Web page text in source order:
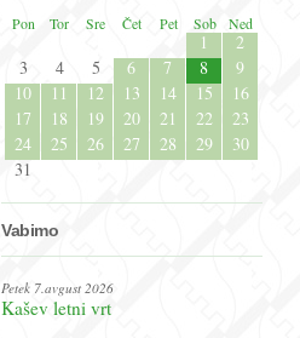
Pon
Tor Sre Čet Pet Sob Ned
1
2
3
4 5 6 7 8
9
10
11 12 13 14 15
16
17
18 19 20 21 22
23
24
25 26 27 28 29
30
31
Vabimo
Petek 7.avgust 2026
Kašev letni vrt